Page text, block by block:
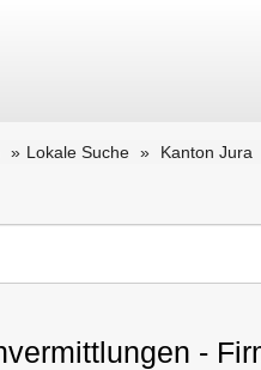
Lokale Suche Kanton Jura
-